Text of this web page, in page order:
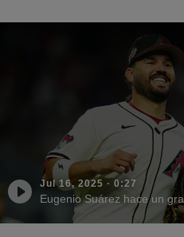
Jul 16, 2025 · 0:27
Eugenio Suárez hace un